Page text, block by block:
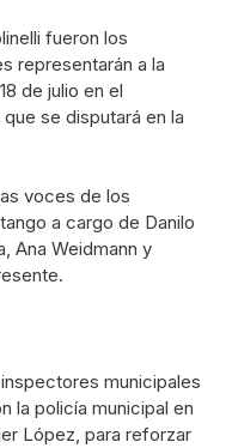
fueron los
representarán a la
de julio en el
se disputará en la
voces de los
a cargo de Danilo
Ana Weidmann y
municipales
la policía municipal en
López, para reforzar